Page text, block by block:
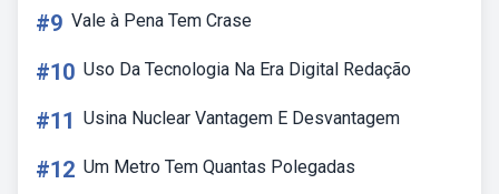
#9 Vale à Pena Tem Crase
#10 Uso Da Tecnologia Na Era Digital Redação
#11 Usina Nuclear Vantagem E Desvantagem
#12 Um Metro Tem Quantas Polegadas